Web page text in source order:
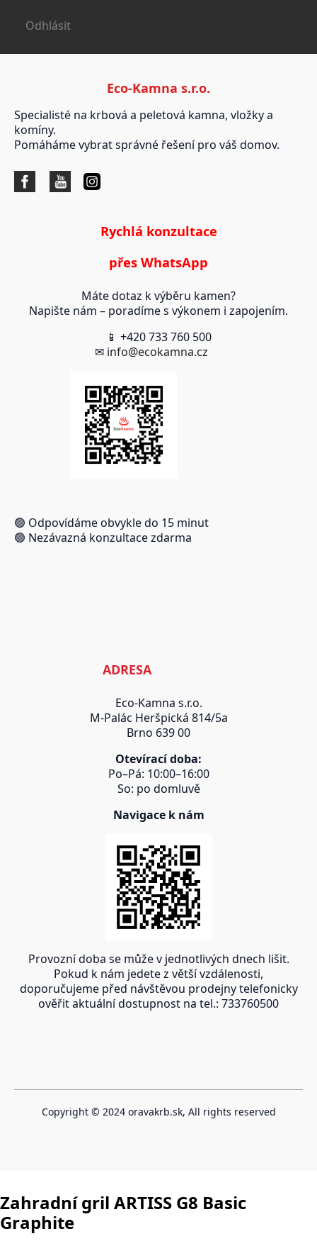
Odhlásit
Eco-Kamna s.r.o.
Specialisté na krbová a peletová kamna, vložky a
komíny.
Pomáháme vybrat správné řešení pro váš domov.
Rychlá konzultace
přes WhatsApp
Máte dotaz k výběru kamen?
Napište nám – poradíme s výkonem i zapojením.
📱 +420 733 760 500
✉ info@ecokamna.cz
🟢 Odpovídáme obvykle do 15 minut
🟢 Nezávazná konzultace zdarma
ADRESA
Eco-Kamna s.r.o.
M-Palác Heršpická 814/5a
Brno 639 00
Otevírací doba:
Po–Pá: 10:00–16:00
So: po domluvě
Navigace k nám
Provozní doba se může v jednotlivých dnech lišit.
Pokud k nám jedete z větší vzdálenosti,
doporučujeme před návštěvou prodejny telefonicky
ověřit aktuální dostupnost na tel.: 733760500
Copyright © 2024 oravakrb.sk, All rights reserved
Zahradní gril ARTISS G8 Basic
Graphite